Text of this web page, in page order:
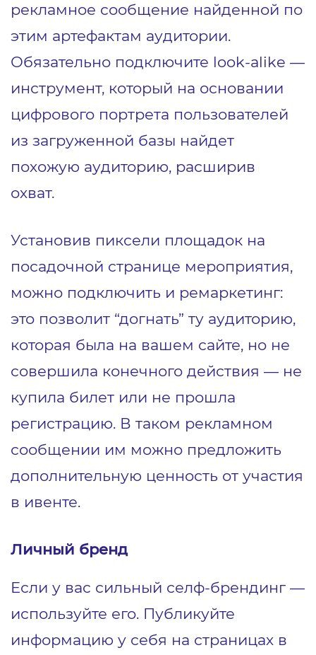
рекламное сообщение найденной по
этим артефактам аудитории.
Обязательно подключите look-alike ―
инструмент, который на основании
цифрового портрета пользователей
из загруженной базы найдет
похожую аудиторию, расширив
охват.
Установив пиксели площадок на
посадочной странице мероприятия,
можно подключить и ремаркетинг:
это позволит “догнать” ту аудиторию,
которая была на вашем сайте, но не
совершила конечного действия ― не
купила билет или не прошла
регистрацию. В таком рекламном
сообщении им можно предложить
дополнительную ценность от участия
в ивенте.
Личный бренд
Если у вас сильный селф-брендинг ―
используйте его. Публикуйте
информацию у себя на страницах в